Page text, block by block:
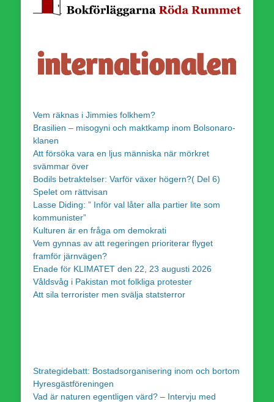
Vem räknas i Jimmies folkhem?
Brasilien – misogyni och maktkamp inom Bolsonaro-
klanen
Att försöka vara en ljus människa när mörkret
svämmar över
Bodils betraktelser: Varför växer högern?( Del 6)
Spelet om rättvisan
Lasse Diding: ” Inför val låter alla partier lite som
kommunister”
Kulturen är en fråga om demokrati
Vem gynnas av att regeringen prioriterar flyget
framför järnvägen?
Enade för KLIMATET den 22, 23 augusti 2026
Våldsvåg i Pakistan mot folkliga protester
Att sila terrorister men svälja statsterror
Strategidebatt: Bostadsorganisering inom och bortom
Hyresgästföreningen
Vad är naturen egentligen värd? – Intervju med